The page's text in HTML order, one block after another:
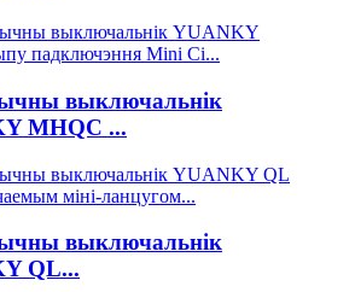
выключальнік
MHQC ...
выключальнік
QL...